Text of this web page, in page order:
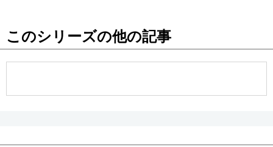
このシリーズの他の記事